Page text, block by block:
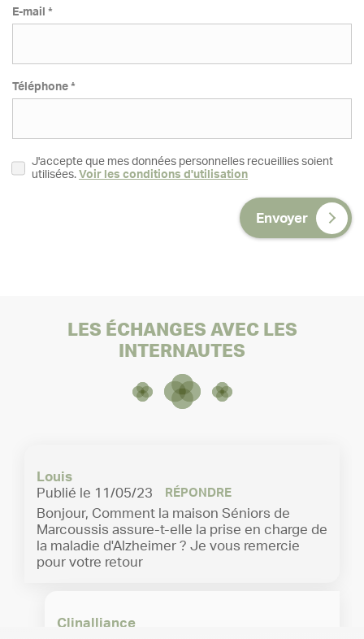
E-mail *
Téléphone *
J'accepte que mes données personnelles recueillies soient
utilisées. Voir les conditions d'utilisation
Envoyer
Résidences séniors
LES ÉCHANGES AVEC LES
INTERNAUTES
Louis
Publié le 11/05/23
RÉPONDRE
Bonjour, Comment la maison Séniors de
Marcoussis assure-t-elle la prise en charge de
la maladie d'Alzheimer ? Je vous remercie
pour votre retour
Clinalliance